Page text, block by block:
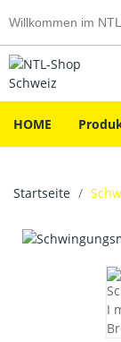
Willkommen im
HOME
Startseite